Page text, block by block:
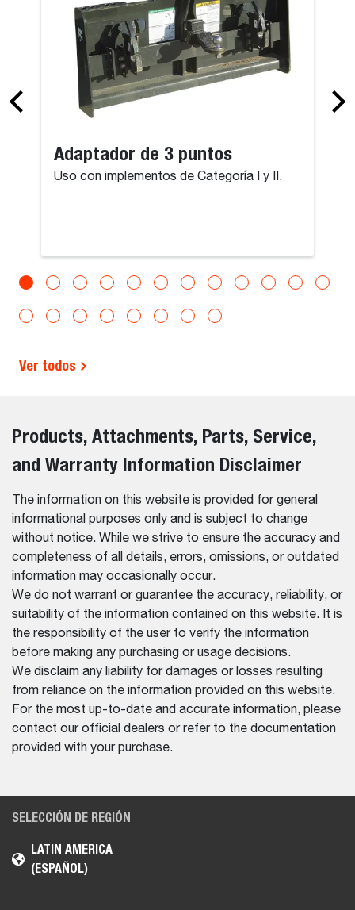
Adaptador de 3 puntos
Uso con implementos de Categoría I y II.
Ver todos
Products, Attachments, Parts, Service,
and Warranty Information Disclaimer
The information on this website is provided for general
informational purposes only and is subject to change
without notice. While we strive to ensure the accuracy and
completeness of all details, errors, omissions, or outdated
information may occasionally occur.
We do not warrant or guarantee the accuracy, reliability, or
suitability of the information contained on this website. It is
the responsibility of the user to verify the information
before making any purchasing or usage decisions.
We disclaim any liability for damages or losses resulting
from reliance on the information provided on this website.
For the most up-to-date and accurate information, please
contact our official dealers or refer to the documentation
provided with your purchase.
SELECCIÓN DE REGIÓN
LATIN AMERICA
(ESPAÑOL)